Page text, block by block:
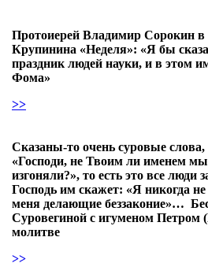
Протоиерей Владимир Сорокин в
Крупинина «Неделя»: «Я бы
праздник людей науки, и в этом
Фома»
>>
Сказаны-то очень суровые
«Господи, не Твоим ли именем мы
изгоняли?», то есть это все люди
Господь им скажет: «Я никогда не
меня делающие беззаконие»…
Суровегиной с игуменом
молитве
>>